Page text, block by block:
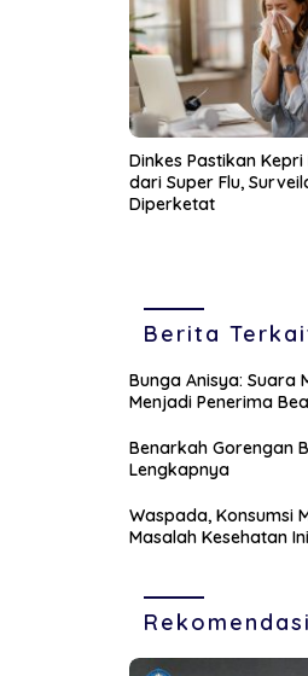
Dinkes Pastikan
dari Super Flu,
Diperketat
Berita
Bunga Anisya: Suara
Menjadi Penerima
Benarkah Gorengan
Lengkapnya
Waspada, Konsumsi
Masalah Kesehatan Ini